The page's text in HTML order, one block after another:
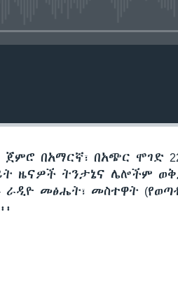
በአማርኛ፣ በአጭር ሞገድ
ዜናዎች ትንታኔና ሌሎችም
ራዲዮ መፅሔት፣ መስተዋት